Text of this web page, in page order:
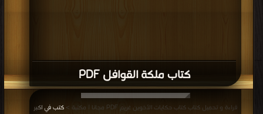
كتاب ملكة القوافل PDF
قراءة و تحميل كتاب كتاب حكايات الأخوين غريم PDF مجانا | مكتبة >
كتب في اكبر